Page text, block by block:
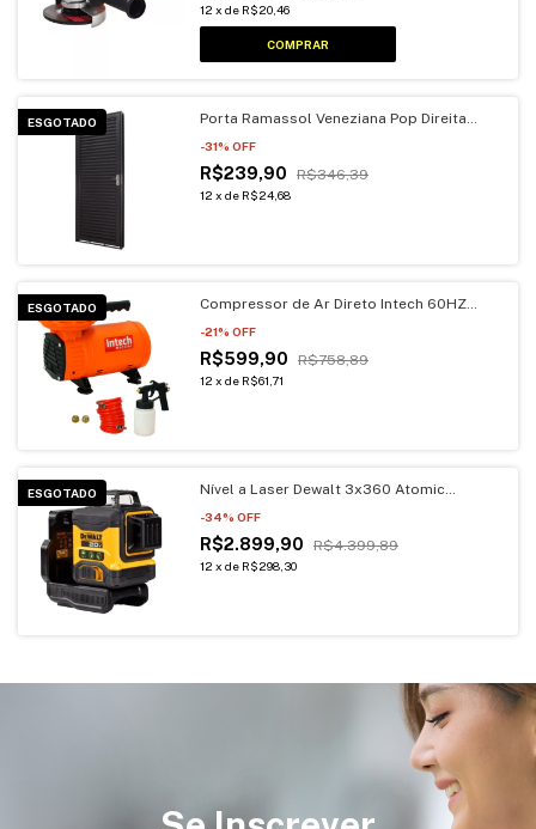
12 x de R$20,46
ESGOTADO
Porta Ramassol Veneziana Pop Direita
-31% OFF
R$239,90 R$346,39
12 x de R$24,68
ESGOTADO
Compressor de Ar Direto Intech 60HZ
-21% OFF
R$599,90 R$758,89
12 x de R$61,71
ESGOTADO
Nível a Laser Dewalt 3x360 Atomic
-34% OFF
R$2.899,90 R$4.399,89
12 x de R$298,30